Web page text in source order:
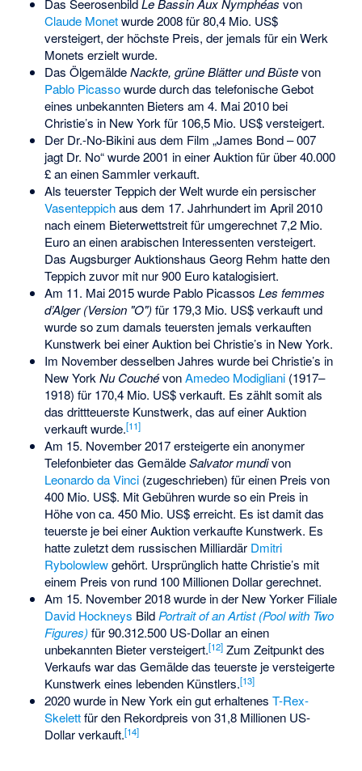
Das SeerosenbildLe Bassin Aux Nymphéas von
Claude Monetwurde 2008 für 80,4 Mio. US$
versteigert, der höchste Preis, der jemals für ein Werk
Monets erzielt wurde.
Das ÖlgemäldeNackte, grüne Blätter und Büstevon
Pablo Picassowurde durch das telefonische Gebot
eines unbekannten Bieters am 4. Mai 2010 bei
Christie’s in New York für 106,5 Mio. US$ versteigert.
Der Dr.-No-Bikiniaus dem Film „James Bond – 007
jagt Dr. No“ wurde 2001 in einer Auktion für über 40.000
£ an einen Sammler verkauft.
Als teuerster Teppich der Welt wurde ein persischer
Vasenteppichaus dem 17. Jahrhundert im April 2010
nach einem Bieterwettstreit für umgerechnet 7,2 Mio.
Euro an einen arabischen Interessenten versteigert.
Das Augsburger Auktionshaus Georg Rehm hatte den
Teppich zuvor mit nur 900 Euro katalogisiert.
Am 11. Mai 2015 wurde Pablo Picassos Les femmes
d’Alger (Version "O")für 179,3 Mio. US$ verkauft und
wurde so zum damals teuersten jemals verkauften
Kunstwerk bei einer Auktion bei Christie’s in New York.
Im November desselben Jahres wurde bei Christie’s in
New YorkNu CouchévonAmedeo Modigliani(1917–
1918) für 170,4 Mio. US$ verkauft. Es zählt somit als
das drittteuerste Kunstwerk, das auf einer Auktion
verkauft wurde.[11]
Am 15. November 2017 ersteigerte ein anonymer
Telefonbieter das GemäldeSalvator mundivon
Leonardo da Vinci(zugeschrieben) für einen Preis von
400 Mio. US$. Mit Gebühren wurde so ein Preis in
Höhe von ca. 450 Mio. US$ erreicht. Es ist damit das
teuerste je bei einer Auktion verkaufte Kunstwerk. Es
hatte zuletzt dem russischen Milliardär Dmitri
Rybolowlewgehört. Ursprünglich hatte Christie’s mit
einem Preis von rund 100 Millionen Dollar gerechnet.
Am 15. November 2018 wurde in der New Yorker Filiale
David Hockneys BildPortrait of an Artist (Pool with Two
Figures)für 90.312.500 US-Dollar an einen
unbekannten Bieter versteigert.[12]Zum Zeitpunkt des
Verkaufs war das Gemälde das teuerste je versteigerte
Kunstwerk eines lebenden Künstlers.[13]
2020 wurde in New York ein gut erhaltenes T-Rex-
Skelettfür den Rekordpreis von 31,8 Millionen US-
Dollar verkauft.[14]